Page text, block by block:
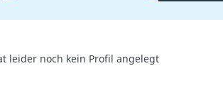
leider noch kein Profil angelegt